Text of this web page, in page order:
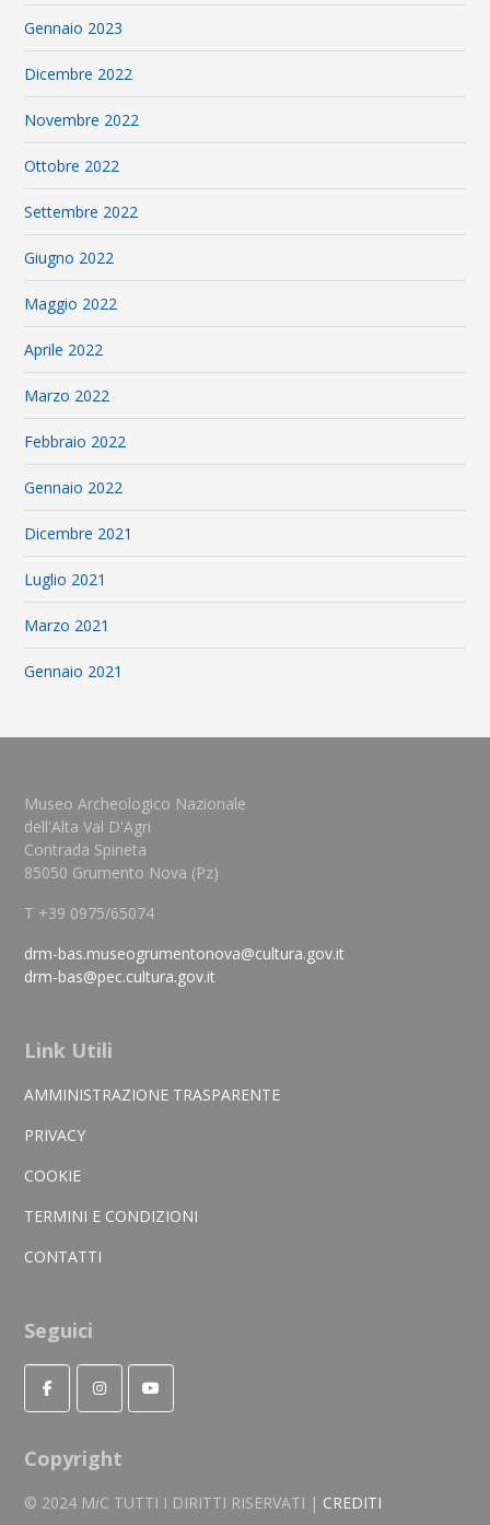
Gennaio 2023
Dicembre 2022
Novembre 2022
Ottobre 2022
Settembre 2022
Giugno 2022
Maggio 2022
Aprile 2022
Marzo 2022
Febbraio 2022
Gennaio 2022
Dicembre 2021
Luglio 2021
Marzo 2021
Gennaio 2021
Museo Archeologico Nazionale
dell'Alta Val D'Agri
Contrada Spineta
85050 Grumento Nova (Pz)
T +39 0975/65074
drm-bas.museogrumentonova@cultura.gov.it
drm-bas@pec.cultura.gov.it
Link Utili
AMMINISTRAZIONE TRASPARENTE
PRIVACY
COOKIE
TERMINI E CONDIZIONI
CONTATTI
Seguici
Copyright
© 2024 MiC TUTTI I DIRITTI RISERVATI | CREDITI